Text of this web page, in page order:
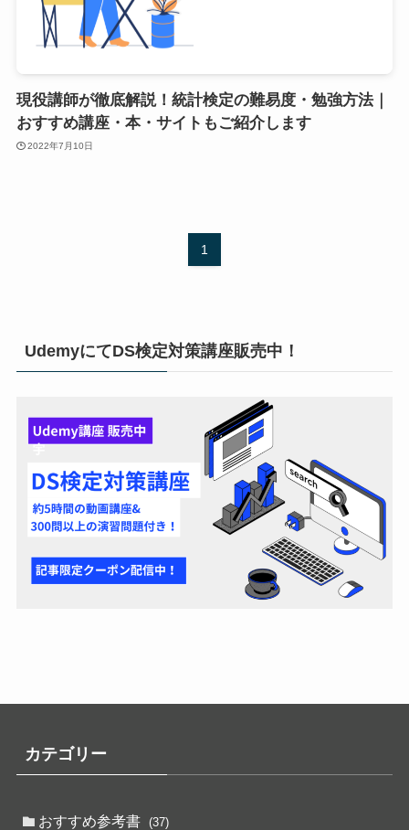
現役講師が徹底解説！統計検定の難易度・勉強方法｜
おすすめ講座・本・サイトもご紹介します
2022年7月10日
1
UdemyにてDS検定対策講座販売中！
カテゴリー
おすすめ参考書 (37)